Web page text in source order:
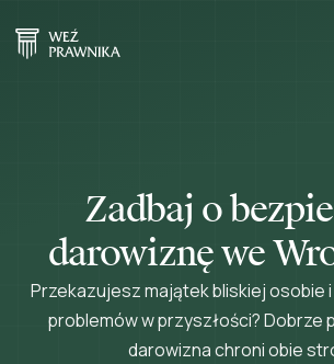
Zadbaj o
darowiznę we
Przekazujesz majątek bliskiej osobie
problemów w przyszłości? Dobrze
darowizna chroni obie